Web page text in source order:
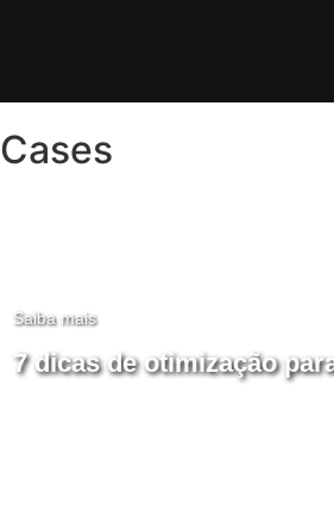
Cases
Saiba mais
7 dicas de otimização